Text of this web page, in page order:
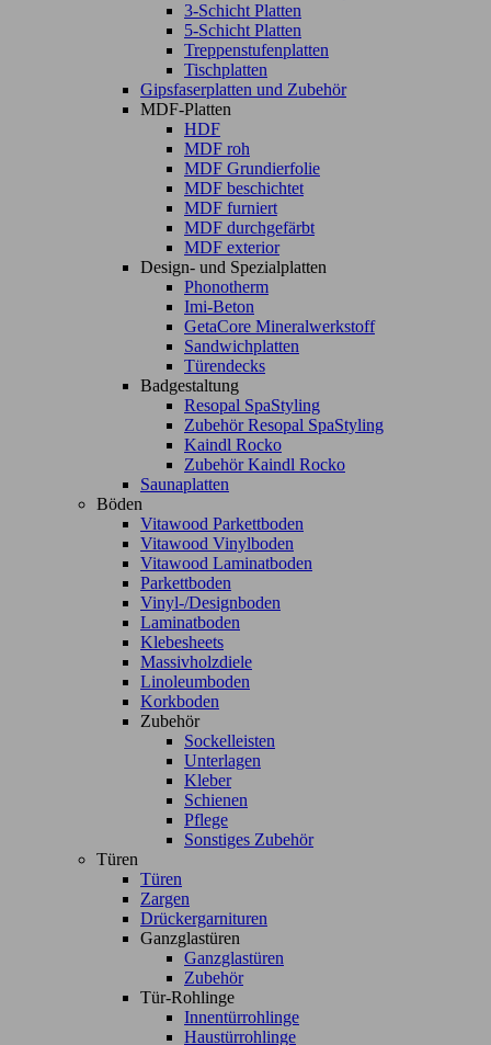
3-Schicht Platten
5-Schicht Platten
Treppenstufenplatten
Tischplatten
Gipsfaserplatten und Zubehör
MDF-Platten
HDF
MDF roh
MDF Grundierfolie
MDF beschichtet
MDF furniert
MDF durchgefärbt
MDF exterior
Design- und Spezialplatten
Phonotherm
Imi-Beton
GetaCore Mineralwerkstoff
Sandwichplatten
Türendecks
Badgestaltung
Resopal SpaStyling
Zubehör Resopal SpaStyling
Kaindl Rocko
Zubehör Kaindl Rocko
Saunaplatten
Böden
Vitawood Parkettboden
Vitawood Vinylboden
Vitawood Laminatboden
Parkettboden
Vinyl-/Designboden
Laminatboden
Klebesheets
Massivholzdiele
Linoleumboden
Korkboden
Zubehör
Sockelleisten
Unterlagen
Kleber
Schienen
Pflege
Sonstiges Zubehör
Türen
Türen
Zargen
Drückergarnituren
Ganzglastüren
Ganzglastüren
Zubehör
Tür-Rohlinge
Innentürrohlinge
Haustürrohlinge